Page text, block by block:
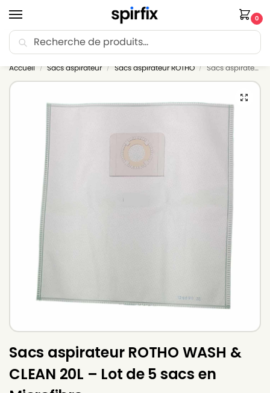
0
🚚 Livraison Point Relais offerte dès 30€ d’achat.
Accueil / Sacs aspirateur / Sacs aspirateur ROTHO / Sacs aspirateur ROTHO WASH & CLEAN 20L – Lot de 5 sacs en Microfibre
Sacs aspirateur ROTHO WASH &
CLEAN 20L – Lot de 5 sacs en